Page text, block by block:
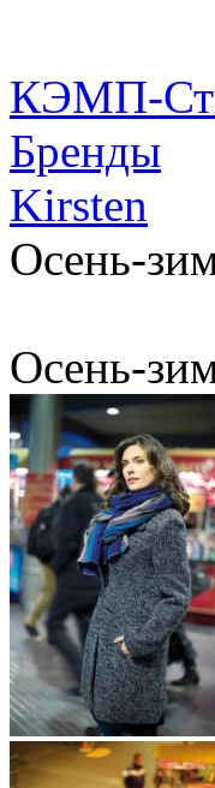
КЭМП-
Бренды
Kirsten
Осень-
Осень-